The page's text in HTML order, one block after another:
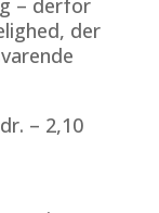
der
– 2,10